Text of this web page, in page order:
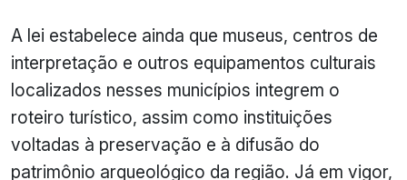
A lei estabelece ainda que museus, centros de
interpretação e outros equipamentos culturais
localizados nesses municípios integrem o
roteiro turístico, assim como instituições
voltadas à preservação e à difusão do
patrimônio arqueológico da região. Já em vigor,